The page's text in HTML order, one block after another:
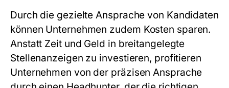
Durch die gezielte Ansprache von Kandidaten
können Unternehmen zudem Kosten sparen.
Anstatt Zeit und Geld in breitangelegte
Stellenanzeigen zu investieren, profitieren
Unternehmen von der präzisen Ansprache